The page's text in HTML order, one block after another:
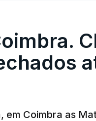
em Coimbra as